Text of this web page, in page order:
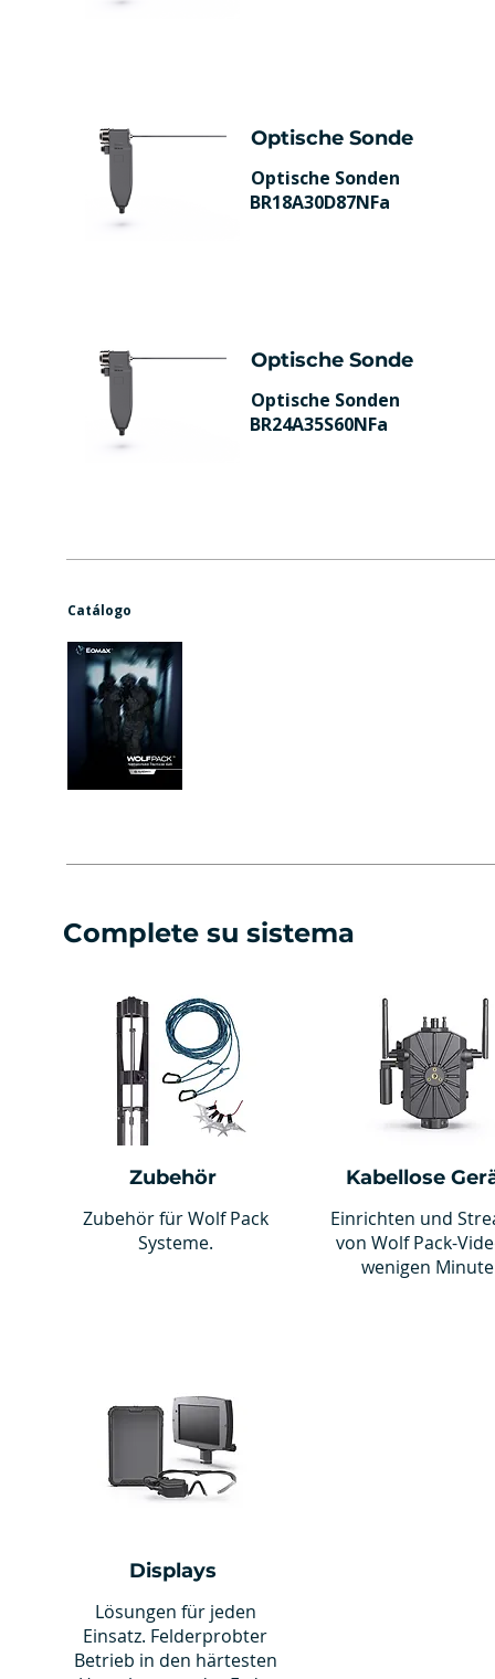
Optische Sonde
Optische Sonden
BR18A30D87NFa
Optische Sonde
Optische Sonden
BR24A35S60NFa
Catálogo
Complete su sistema
Zubehör
Zubehör für Wolf Pack
Systeme.
Displays
Lösungen für jeden
Einsatz. Felderprobter
Betrieb in den härtesten
Kabellose
Einrichten und
von Wolf Pack-
wenigen